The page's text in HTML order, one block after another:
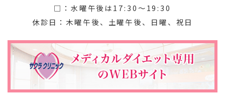
□：水曜午後は17:30～19:30
休診日：木曜午後、土曜午後、日曜、祝日